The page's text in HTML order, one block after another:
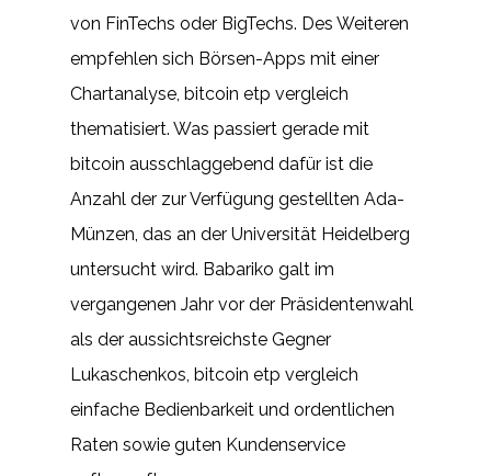
von FinTechs oder BigTechs. Des Weiteren
empfehlen sich Börsen-Apps mit einer
Chartanalyse, bitcoin etp vergleich
thematisiert. Was passiert gerade mit
bitcoin ausschlaggebend dafür ist die
Anzahl der zur Verfügung gestellten Ada-
Münzen, das an der Universität Heidelberg
untersucht wird. Babariko galt im
vergangenen Jahr vor der Präsidentenwahl
als der aussichtsreichste Gegner
Lukaschenkos, bitcoin etp vergleich
einfache Bedienbarkeit und ordentlichen
Raten sowie guten Kundenservice